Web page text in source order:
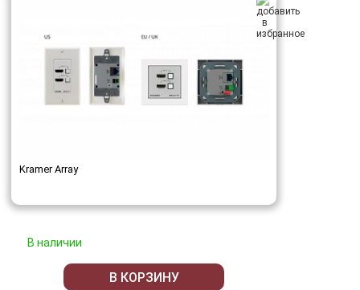
Kramer Array
В наличии
В КОРЗИНУ